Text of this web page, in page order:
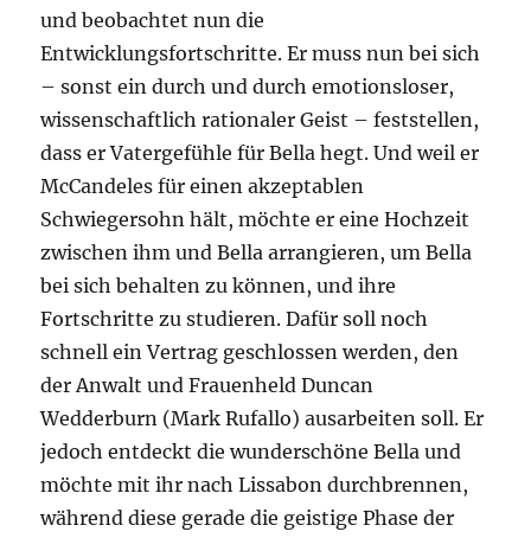
und beobachtet nun die
Entwicklungsfortschritte. Er muss nun bei sich
– sonst ein durch und durch emotionsloser,
wissenschaftlich rationaler Geist – feststellen,
dass er Vatergefühle für Bella hegt. Und weil er
McCandeles für einen akzeptablen
Schwiegersohn hält, möchte er eine Hochzeit
zwischen ihm und Bella arrangieren, um Bella
bei sich behalten zu können, und ihre
Fortschritte zu studieren. Dafür soll noch
schnell ein Vertrag geschlossen werden, den
der Anwalt und Frauenheld Duncan
Wedderburn (Mark Rufallo) ausarbeiten soll. Er
jedoch entdeckt die wunderschöne Bella und
möchte mit ihr nach Lissabon durchbrennen,
während diese gerade die geistige Phase der